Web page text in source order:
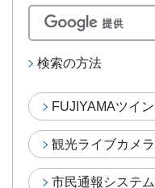
検索の方法
FUJIYAMAツイ
観光ライブカメラ
市民通報システム